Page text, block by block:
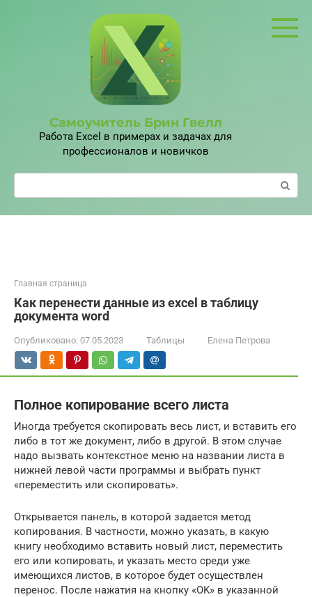
Самоучитель Брин Гвелл
Работа Excel в примерах и задачах для
профессионалов и новичков
Поиск:
Главная страница
Как перенести данные из excel в таблицу
документа word
Опубликовано: 07.05.2023 Таблицы Елена Петрова
Полное копирование всего листа
Иногда требуется скопировать весь лист, и вставить его
либо в тот же документ, либо в другой. В этом случае
надо вызвать контекстное меню на названии листа в
нижней левой части программы и выбрать пункт
«переместить или скопировать».
Открывается панель, в которой задается метод
копирования. В частности, можно указать, в какую
книгу необходимо вставить новый лист, переместить
его или копировать, и указать место среди уже
имеющихся листов, в которое будет осуществлен
перенос. После нажатия на кнопку «OK» в указанной